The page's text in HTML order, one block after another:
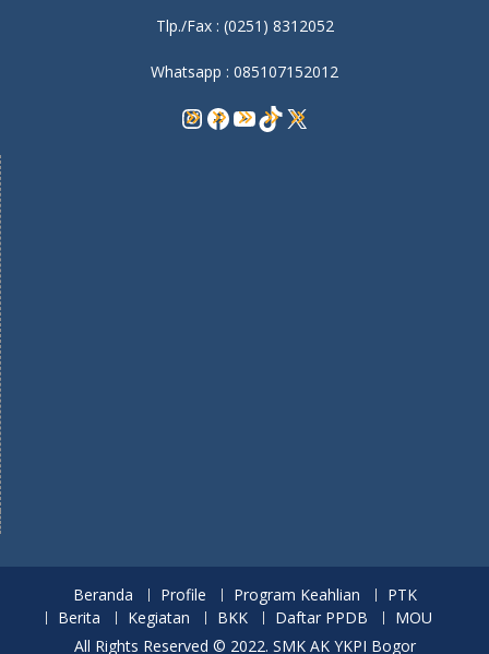
Tlp./Fax : (0251) 8312052
Whatsapp : 085107152012
Instagram
Facebook
YouTube
TikTok
X
Beranda Profile Program Keahlian
PTK
Berita
Kegiatan BKK Daftar PPDB
MOU
All Rights Reserved © 2022. SMK AK YKPI Bogor